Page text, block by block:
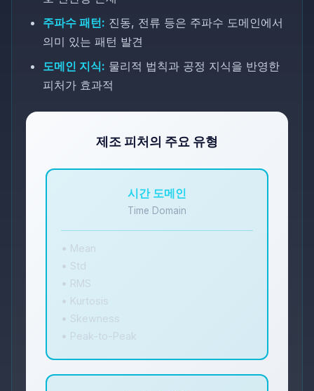
주파수 패턴: 진동, 전류 등은 주파수 도메인에서
의미 있는 패턴 발견
도메인 지식: 물리적 법칙과 공정 지식을 반영한
피처가 효과적
제조 피처의 주요 유형
시간 도메인
Time Domain
• Mean
• Std
• RMS
• Kurtosis
• Skewness
• Peak-to-Peak